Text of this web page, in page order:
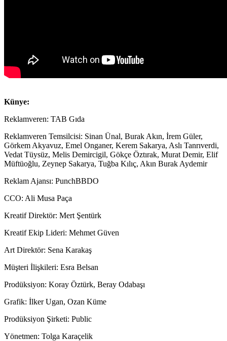
Künye:
Reklamveren: TAB Gıda
Reklamveren Temsilcisi: Sinan Ünal, Burak Akın, İrem Güler,
Görkem Akyavuz, Emel Onganer, Kerem Sakarya, Aslı Tanrıverdi,
Vedat Tüysüz, Melis Demircigil, Gökçe Öztırak, Murat Demir, Elif
Müftüoğlu, Zeynep Sakarya, Tuğba Kılıç, Akın Burak Aydemir
Reklam Ajansı: PunchBBDO
CCO: Ali Musa Paça
Kreatif Direktör: Mert Şentürk
Kreatif Ekip Lideri: Mehmet Güven
Art Direktör: Sena Karakaş
Müşteri İlişkileri: Esra Belsan
Prodüksiyon: Koray Öztürk, Beray Odabaşı
Grafik: İlker Ugan, Ozan Küme
Prodüksiyon Şirketi: Public
Yönetmen: Tolga Karaçelik